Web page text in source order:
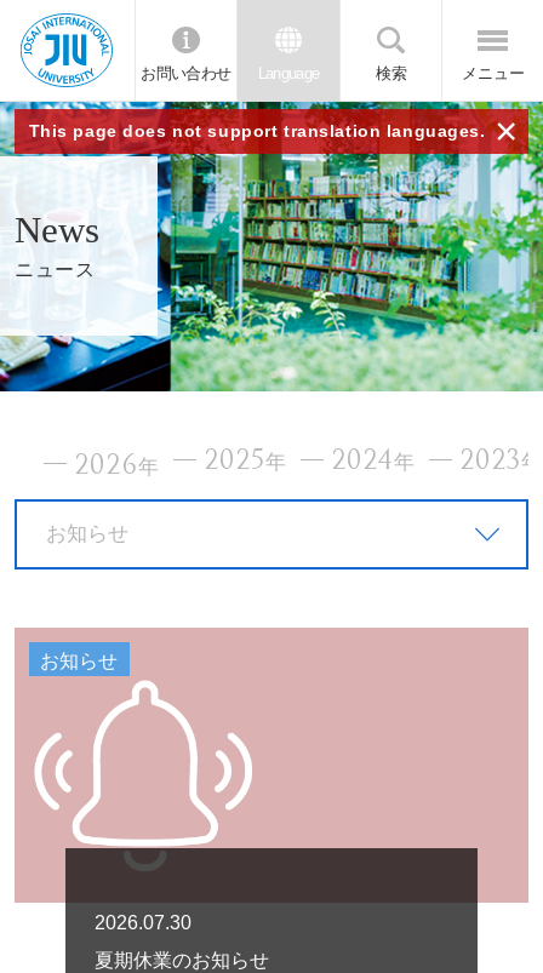
JIU
城西
国際
大学
お問い合わせ Language 検索 メニュー
This page does not support translation languages. ×
News
ニュース
2026年 2025年 2024年 2023年
お知らせ
お知らせ
2026.07.30
夏期休業のお知らせ